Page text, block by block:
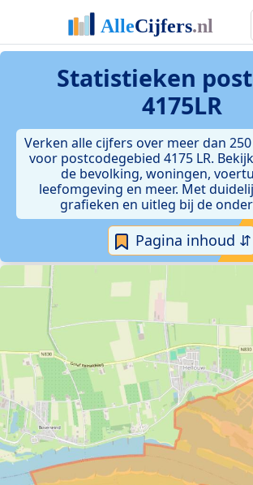
Statistieken
4175LR
Verken alle cijfers over meer dan
voor postcodegebied 4175 LR.
de bevolking, woningen,
leefomgeving en meer. Met
grafieken en uitleg bij de
Pagina inhoud ⇵